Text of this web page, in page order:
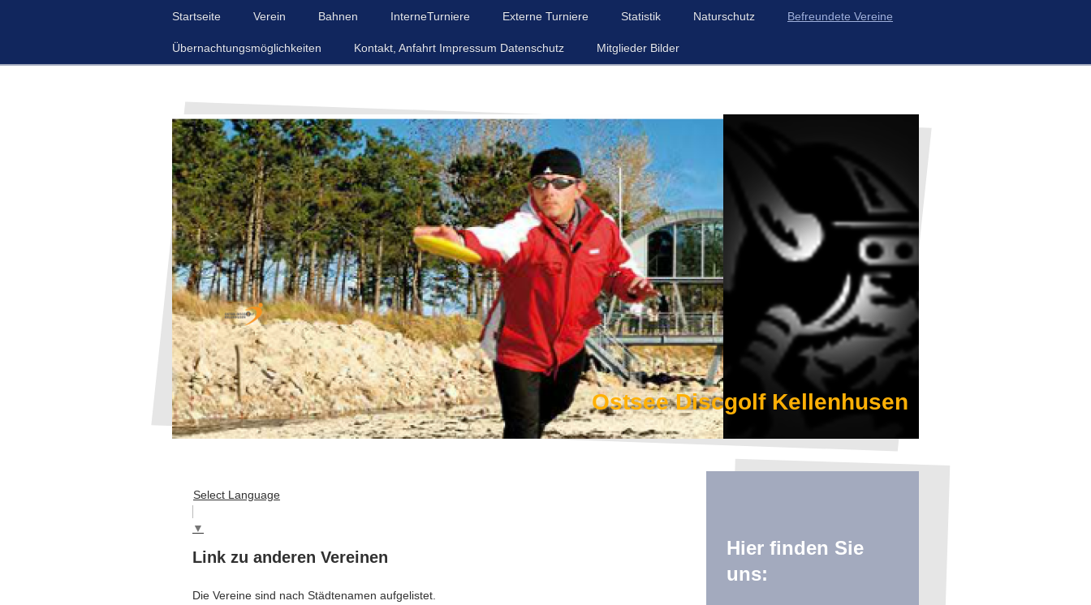
Startseite Verein Bahnen InterneTurniere Externe Turniere Statistik Naturschutz Befreundete Vereine
Übernachtungsmöglichkeiten Kontakt, Anfahrt Impressum Datenschutz Mitglieder Bilder
Ostsee Discgolf Kellenhusen
Select Language
▼
Link zu anderen Vereinen
Die Vereine sind nach Städtenamen aufgelistet.
Hier finden Sie
uns: